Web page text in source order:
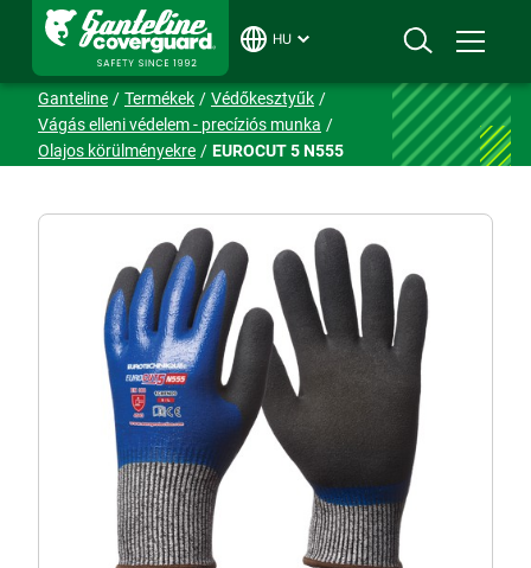
HU
Ganteline Termékek
Védőkesztyűk
Vágás elleni védelem - precíziós munka
Olajos körülményekre
EUROCUT 5 N555